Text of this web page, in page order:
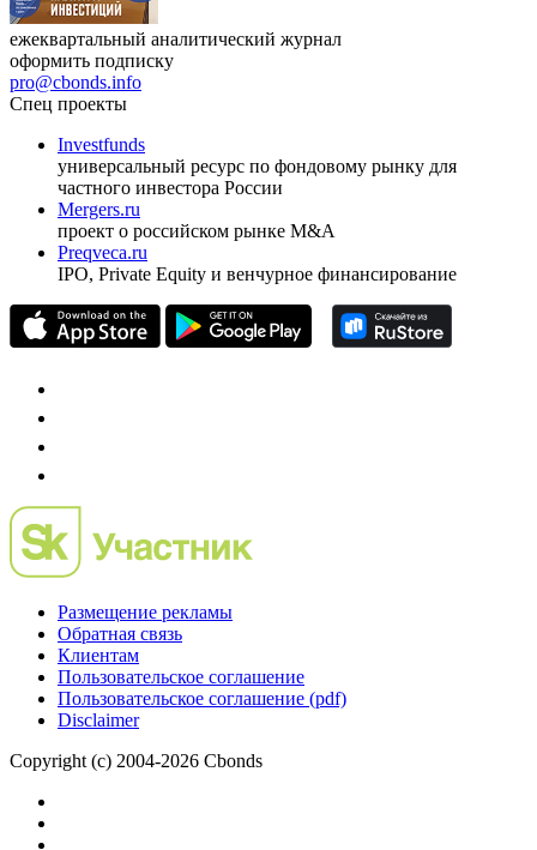
ежеквартальный аналитический журнал
оформить подписку
pro@cbonds.info
Спец проекты
Investfunds
универсальный ресурс по фондовому рынку для
частного инвестора России
Mergers.ru
проект о российском рынке M&A
Preqveca.ru
IPO, Private Equity и венчурное финансирование
Размещение рекламы
Обратная связь
Клиентам
Пользовательское соглашение
Пользовательское соглашение (pdf)
Disclaimer
Copyright (c) 2004-2026 Cbonds